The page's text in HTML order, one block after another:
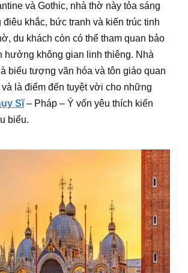
và Gothic, nhà thờ này tỏa sáng
khắc, bức tranh và kiến trúc tinh
du khách còn có thể tham quan bảo
hưởng không gian linh thiêng. Nhà
biểu tượng văn hóa và tôn giáo quan
là điểm đến tuyệt vời cho những
Sĩ– Pháp – Ý vốn yêu thích kiến
biểu.